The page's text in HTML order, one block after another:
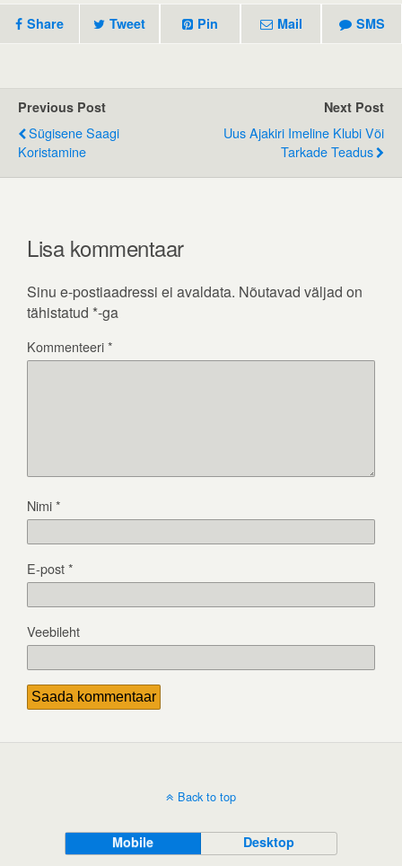
Share Tweet Pin Mail SMS
Previous Post
Sügisene Saagi
Koristamine
Next Post
Uus Ajakiri Imeline Klubi Või
Tarkade Teadus
Lisa kommentaar
Sinu e-postiaadressi ei avaldata. Nõutavad väljad on
tähistatud *-ga
Kommenteeri*
Nimi*
E-post*
Veebileht
Back to top
Mobile Desktop